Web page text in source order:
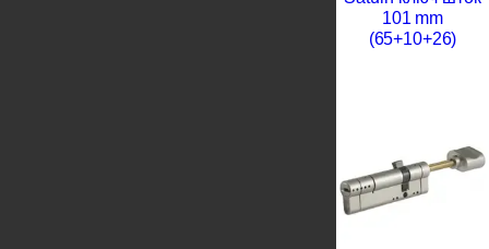
101 mm
(65+10+26)